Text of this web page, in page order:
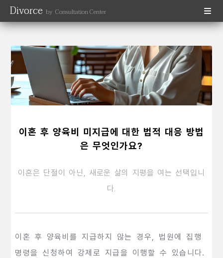
Divorce by Consultation Center
이혼 후 양육비 미지급에 대한 법적 대응 방법
은 무엇인가요?
이혼은 단절이 아닌, 새로운 삶의 지평을 여는 선택입니
다.
이혼 후 양육비를 지급하지 않는 경우, 법원에 집행
명령을 신청하여 강제로 지급을 이행할 수 있습니다.